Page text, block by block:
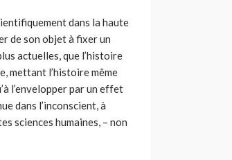
dans la haute
de son objet à fixer un
actuelles, que l’histoire
mettant l’histoire même
l’envelopper par un effet
dans l’inconscient, à
sciences humaines, – non